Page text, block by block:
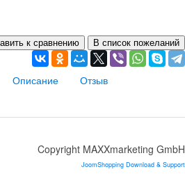
Описание
Отзыв
Copyright MAXXmarketing GmbH
JoomShopping Download & Support